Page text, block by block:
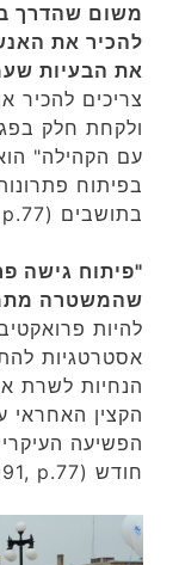
משום שהדרך
להכיר את
את הבעיות
צריכים להכיר
ולקחת חלק
עם הקהילה"
בפיתוח
בתושבים (Green and Mastrofski, 1991, p.77).
"פיתוח גישה
שהמשטרה
להיות
אסטרטגיות
הנחיות לשרת
הקצין האחראי
הפשיעה
חודש (Green and Mastrofski, 1991, p.77).